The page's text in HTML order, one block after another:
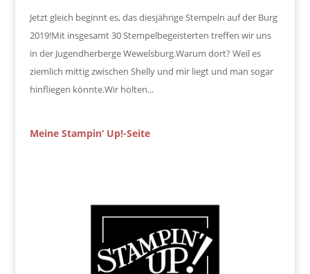
Jetzt gleich beginnt es, das diesjährige Stempeln auf der Burg
2019!Mit insgesamt 30 Stempelbegeisterten treffen wir uns
in der Jugendherberge Wewelsburg.Warum dort? Weil es
ziemlich mittig zwischen Shelly und mir liegt und man sogar
hinfliegen könnte.Wir holten...
Meine Stampin‘ Up!-Seite